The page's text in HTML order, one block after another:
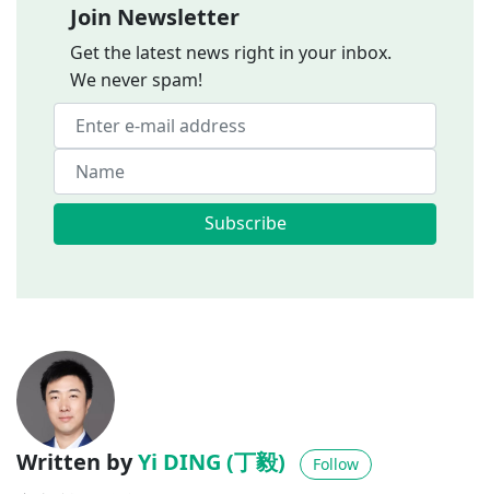
Join Newsletter
Get the latest news right in your inbox.
We never spam!
Subscribe
Written byYi DING (丁毅) Follow